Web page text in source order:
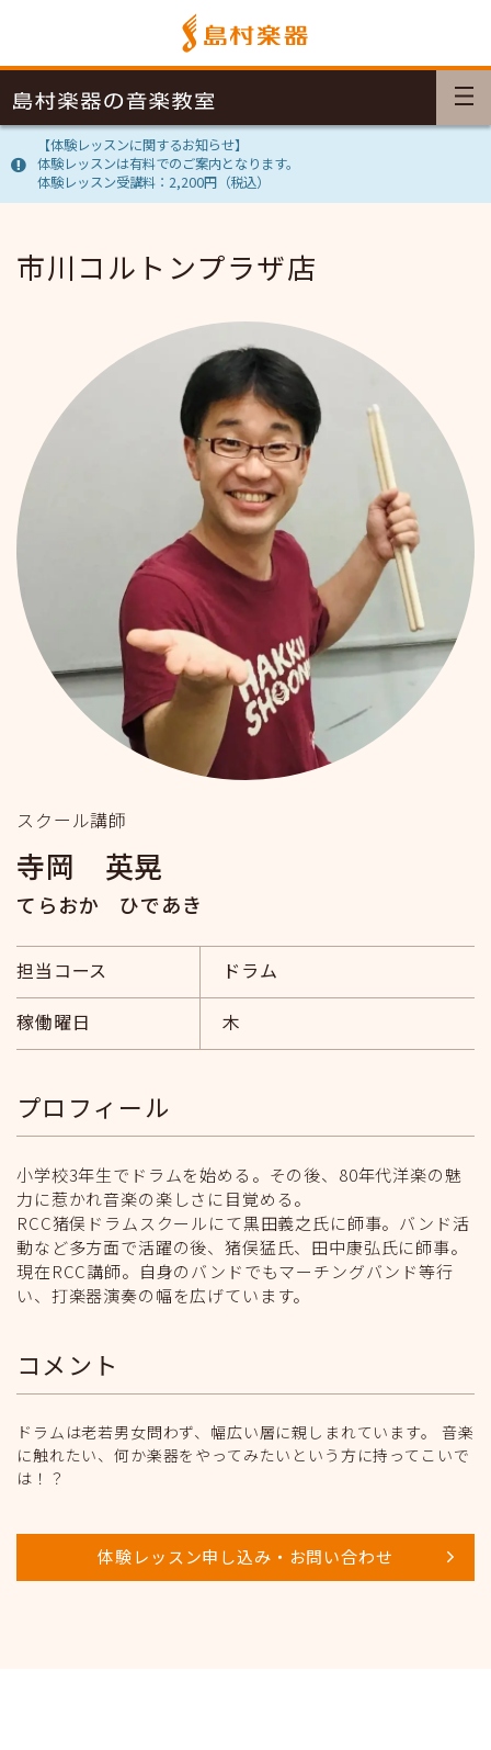
【体験レッスンに関するお知らせ】
体験レッスンは有料でのご案内となります。
体験レッスン受講料：2,200円（税込）
市川コルトンプラザ店
スクール講師
寺岡 英晃
てらおか ひであき
担当コース
ドラム
稼働曜日
木
プロフィール
小学校3年生でドラムを始める。その後、80年代洋楽の魅
力に惹かれ音楽の楽しさに目覚める。
RCC猪俣ドラムスクールにて黒田義之氏に師事。バンド活
動など多方面で活躍の後、猪俣猛氏、田中康弘氏に師事。
現在RCC講師。自身のバンドでもマーチングバンド等行
い、打楽器演奏の幅を広げています。
コメント
ドラムは老若男女問わず、幅広い層に親しまれています。 音楽
に触れたい、何か楽器をやってみたいという方に持ってこいで
は！？
体験レッスン申し込み・お問い合わせ